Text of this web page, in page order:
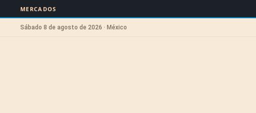
MERCADOS
Sábado 8 de agosto de 2026 · México